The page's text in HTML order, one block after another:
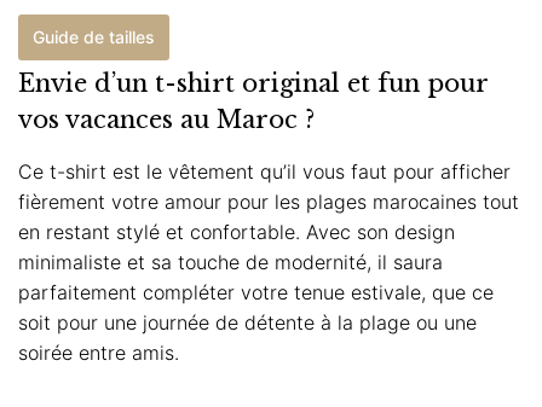
Guide de tailles
Envie d’un t-shirt original et fun pour
vos vacances au Maroc ?
Ce t-shirt est le vêtement qu’il vous faut pour afficher
fièrement votre amour pour les plages marocaines tout
en restant stylé et confortable. Avec son design
minimaliste et sa touche de modernité, il saura
parfaitement compléter votre tenue estivale, que ce
soit pour une journée de détente à la plage ou une
soirée entre amis.